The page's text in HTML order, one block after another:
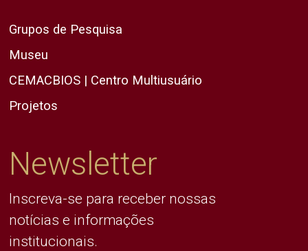
Grupos de Pesquisa
Museu
CEMACBIOS | Centro Multiusuário
Projetos
Newsletter
Inscreva-se para receber nossas
notícias e informações
institucionais.